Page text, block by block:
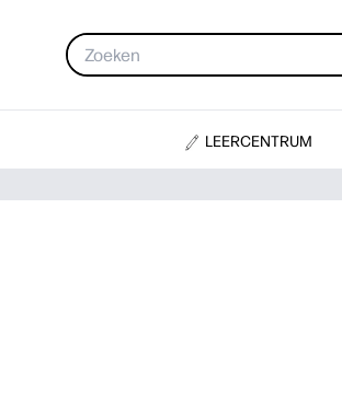
LEERCENTRUM